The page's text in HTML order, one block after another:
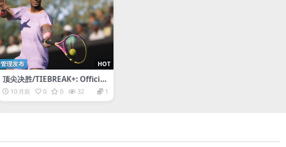
HOT
管理发布
顶尖决胜/TIEBREAK+: Official
Game of the ATP and WTA
10 月前 0 0 32 1